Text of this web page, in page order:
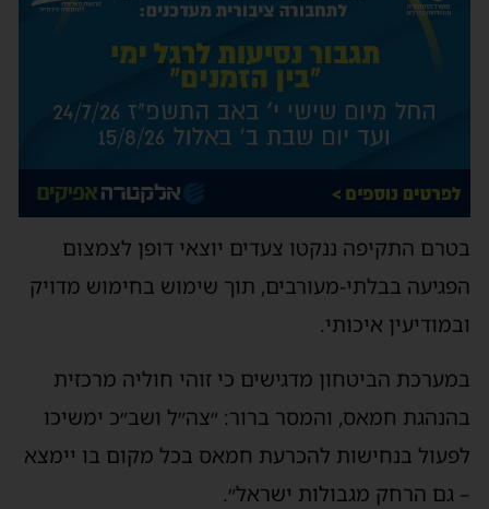
בטרם התקיפה ננקטו צעדים יוצאי דופן לצמצום
הפגיעה בבלתי-מעורבים, תוך שימוש בחימוש מדויק
ובמודיעין איכותי.
במערכת הביטחון מדגישים כי זוהי חוליה מרכזית
בהנהגת חמאס, והמסר ברור: ״צה״ל ושב״כ ימשיכו
לפעול בנחישות להכרעת חמאס בכל מקום בו יימצא
– גם הרחק מגבולות ישראל״.